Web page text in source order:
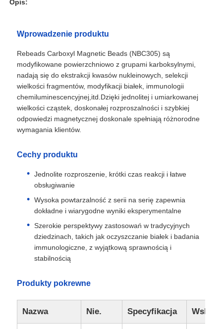
Opis:
Wprowadzenie produktu
Rebeads Carboxyl Magnetic Beads (NBC305) są
modyfikowane powierzchniowo z grupami karboksylnymi,
nadają się do ekstrakcji kwasów nukleinowych, selekcji
wielkości fragmentów, modyfikacji białek, immunologii
chemiluminescencyjnej,itd.Dzięki jednolitej i umiarkowanej
wielkości cząstek, doskonałej rozproszalności i szybkiej
odpowiedzi magnetycznej doskonale spełniają różnorodne
wymagania klientów.
Cechy produktu
Jednolite rozproszenie, krótki czas reakcji i łatwe
obsługiwanie
Wysoka powtarzalność z serii na serię zapewnia
dokładne i wiarygodne wyniki eksperymentalne
Szerokie perspektywy zastosowań w tradycyjnych
dziedzinach, takich jak oczyszczanie białek i badania
immunologiczne, z wyjątkową sprawnością i
stabilnością
Produkty pokrewne
Nazwa Nie. Specyfikacja